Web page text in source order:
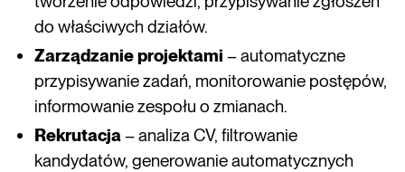
do właściwych działów.
Zarządzanie projektami – automatyczne
przypisywanie zadań, monitorowanie postępów,
informowanie zespołu o zmianach.
Rekrutacja– analiza CV, filtrowanie
kandydatów, generowanie automatycznych